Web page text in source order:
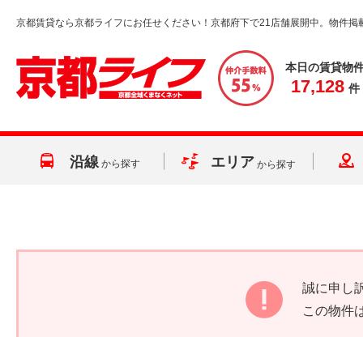
京都賃貸なら京都ライフにお任せください！京都府下で21店舗展開中。物件掲
本日の賃貸物
17,128 件
沿線 から探す エリア から探す
誠に申し
この物件